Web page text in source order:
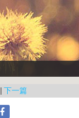
下一篇